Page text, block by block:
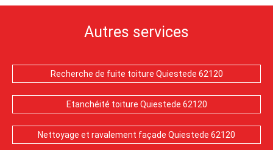
Autres services
Recherche de fuite toiture Quiestede 62120
Etanchéité toiture Quiestede 62120
Nettoyage et ravalement façade Quiestede 62120